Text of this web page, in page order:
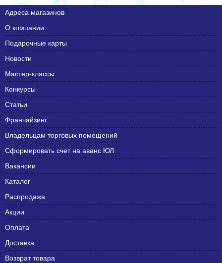
Адреса магазинов
О компании
Подарочные карты
Новости
Мастер-классы
Конкурсы
Статьи
Франчайзинг
Владельцам торговых помещений
Сформировать счет на аванс ЮЛ
Вакансии
Каталог
Распродажа
Акции
Оплата
Доставка
Возврат товара